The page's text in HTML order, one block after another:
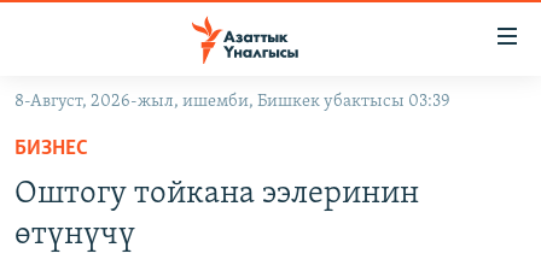
Навигацияга
өтүңүз
Издөөгө
салыңызКЫРГЫЗСТАН
УКРАИНА
8-Август, 2026-жыл, ишемби, Бишкек убактысы 03:39
БИЗНЕС
Оштогу тойкана ээлеринин
өтүнүчү